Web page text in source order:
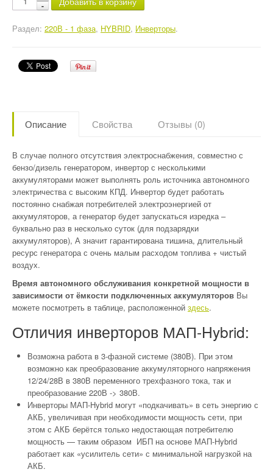
Раздел: 220В - 1 фаза, HYBRID, Инверторы.
Описание Свойства Отзывы (0)
В случае полного отсутствия электроснабжения, совместно с
бензо/дизель генератором, инвертор с несколькими
аккумуляторами может выполнять роль источника автономного
электричества с высоким КПД. Инвертор будет работать
постоянно снабжая потребителей электроэнергией от
аккумуляторов, а генератор будет запускаться изредка –
буквально раз в несколько суток (для подзарядки
аккумуляторов), А значит гарантирована тишина, длительный
ресурс генератора с очень малым расходом топлива + чистый
воздух.
Время автономного обслуживания конкретной мощности в
зависимости от ёмкости подключенных аккумуляторов Вы
можете посмотреть в таблице, расположенной здесь.
Отличия инверторов МАП-Hybrid:
Возможна работа в 3-фазной системе (380В). При этом
возможно как преобразование аккумуляторного напряжения
12/24/28В в 380В переменного трехфазного тока, так и
преобразование 220В -> 380В.
Инверторы МАП-Hybrid могут «подкачивать» в сеть энергию с
АКБ, увеличивая при необходимости мощность сети, при
этом с АКБ берётся только недостающая потребителю
мощность — таким образом ИБП на основе МАП-Hybrid
работает как «усилитель сети» с минимальной нагрузкой на
АКБ.